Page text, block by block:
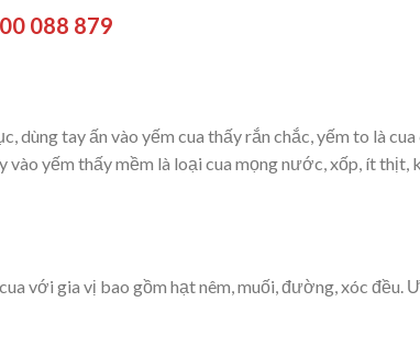
088 879
dùng tay ấn vào yếm cua thấy rắn chắc, yếm to là cua
vào yếm thấy mềm là loại cua mọng nước, xốp, ít thịt,
với gia vị bao gồm hạt nêm, muối, đường, xóc đều.